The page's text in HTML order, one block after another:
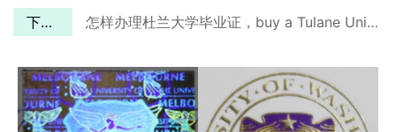
下一篇 怎样办理杜兰大学毕业证，buy a Tulane University diploma